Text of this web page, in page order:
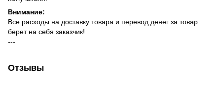
Внимание:
Все расходы на доставку товара и перевод денег за товар
берет на себя заказчик!
---
Отзывы